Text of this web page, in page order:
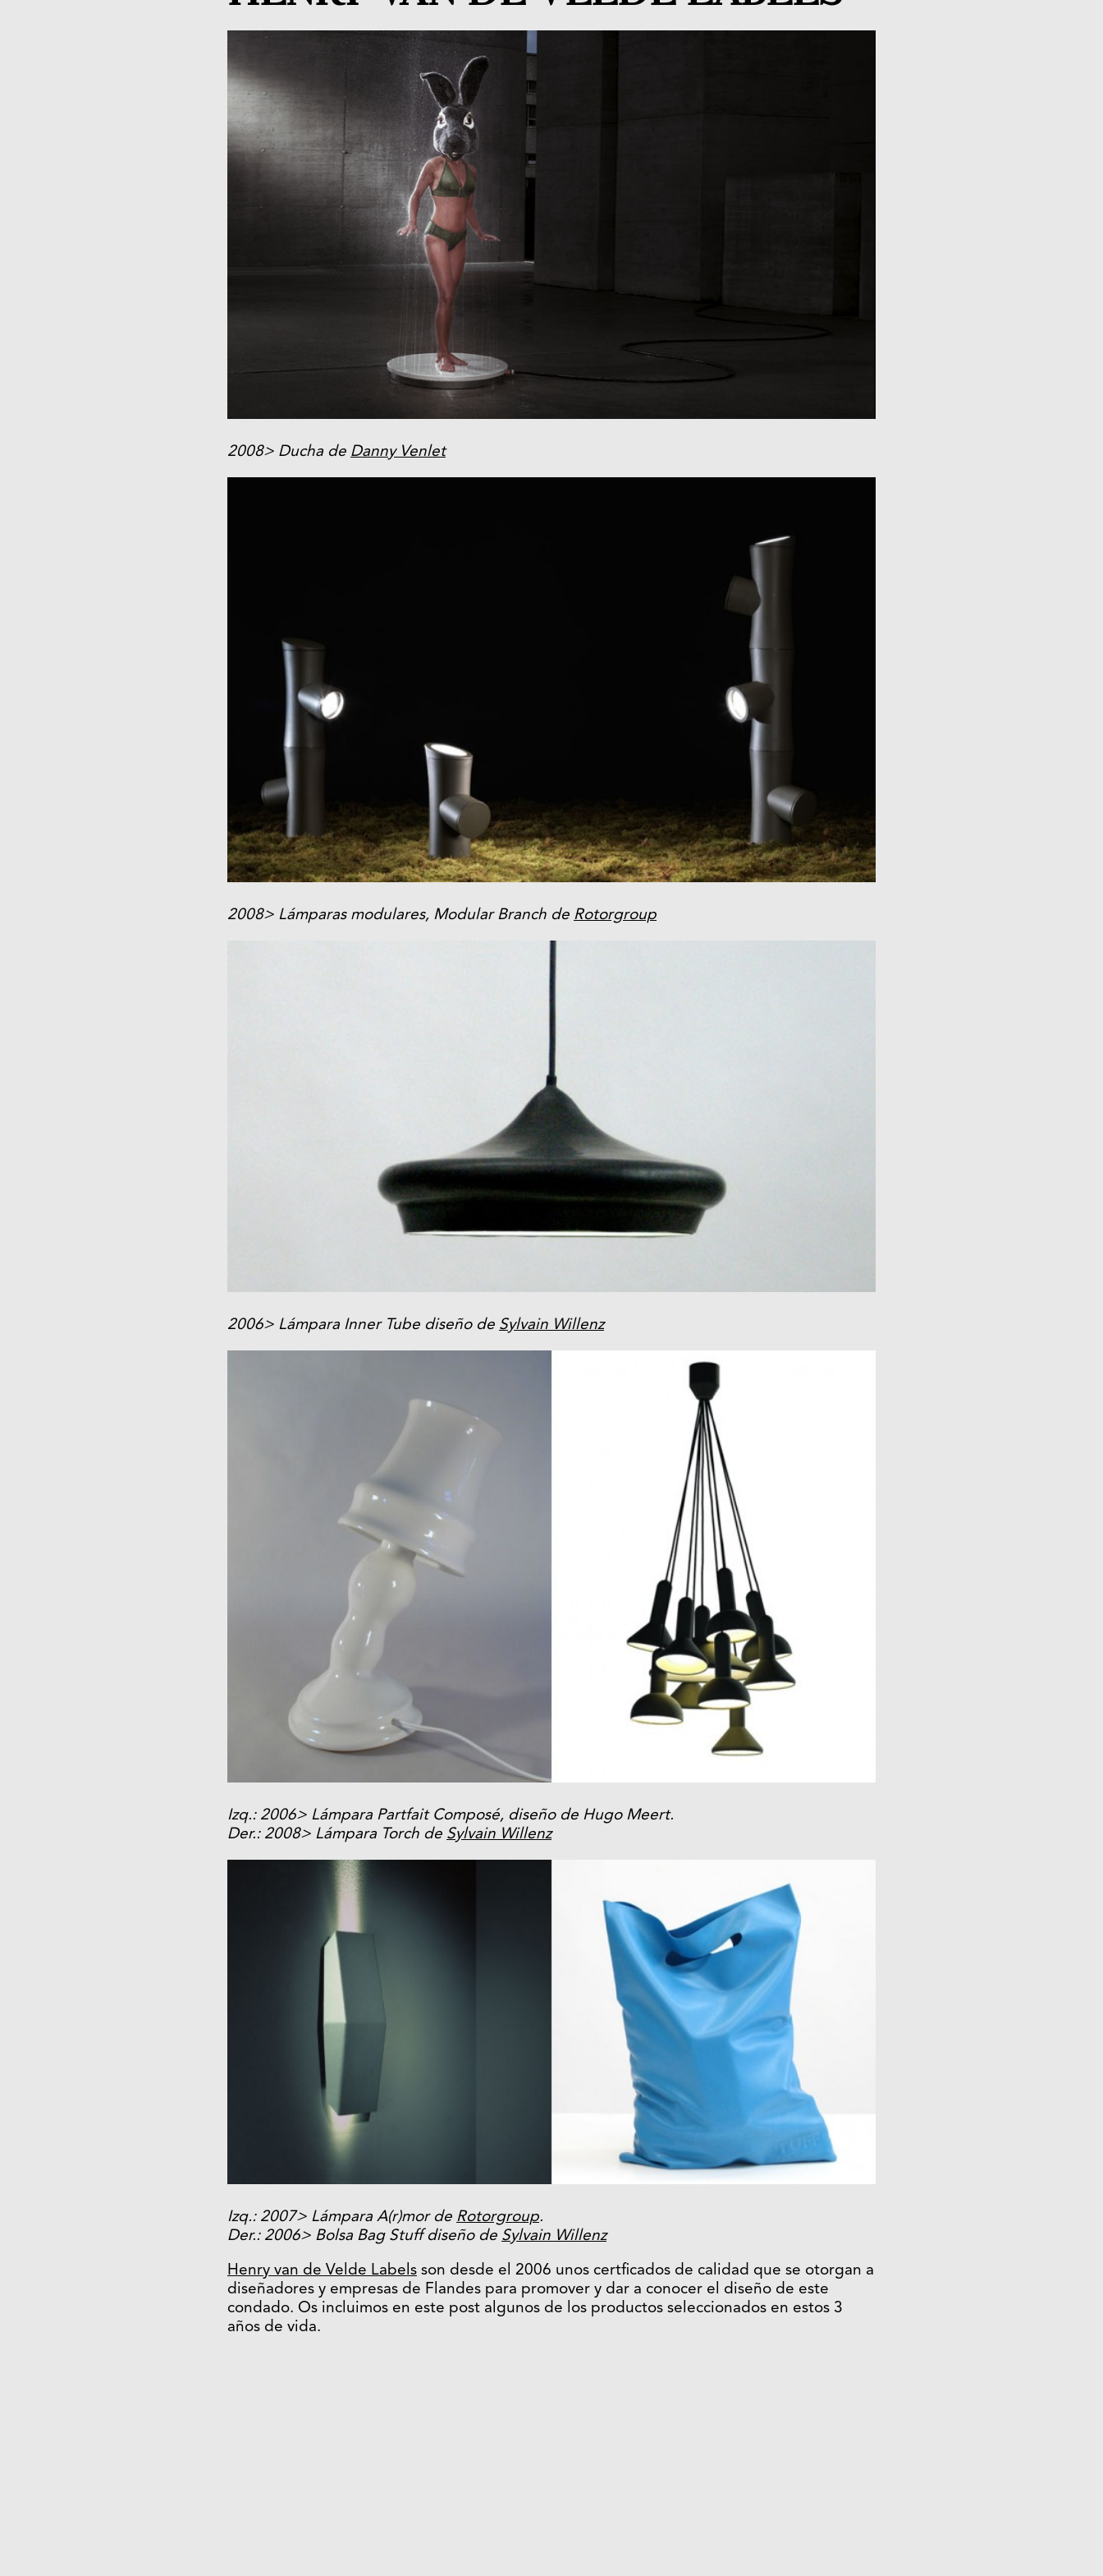
2008> Ducha de Danny Venlet
2008> Lámparas modulares, Modular Branch de Rotorgroup
2006> Lámpara Inner Tube diseño de Sylvain Willenz
Izq.: 2006> Lámpara Partfait Composé, diseño de Hugo Meert.
Der.: 2008> Lámpara Torch de Sylvain Willenz
Izq.: 2007> Lámpara A(r)mor de Rotorgroup.
Der.: 2006> Bolsa Bag Stuff diseño de Sylvain Willenz
Henry van de Velde Labels son desde el 2006 unos certficados de calidad que se otorgan a
diseñadores y empresas de Flandes para promover y dar a conocer el diseño de este
condado. Os incluimos en este post algunos de los productos seleccionados en estos 3
años de vida.